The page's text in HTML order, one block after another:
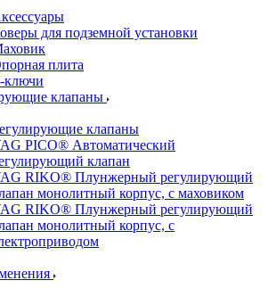
для подземной установки
плита
ключи
клапаны
клапаны
PICO® Автоматический
клапан
RIKO® Плунжерный регулирующий
монолитный корпус, с маховиком
RIKO® Плунжерный регулирующий
монолитный корпус, с